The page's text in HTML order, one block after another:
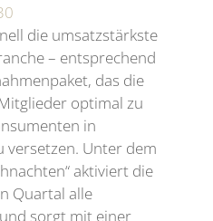
die umsatzstärkste
– entsprechend
das die
optimal zu
in
versetzen. Unter dem
aktiviert die
Quartal alle
sorgt mit einer